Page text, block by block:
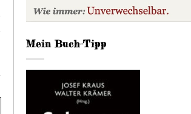
Mein Buch-Tipp